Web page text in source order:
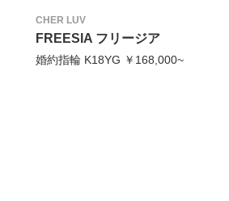
CHER LUV
FREESIA フリージア
婚約指輪 K18YG ￥168,000~